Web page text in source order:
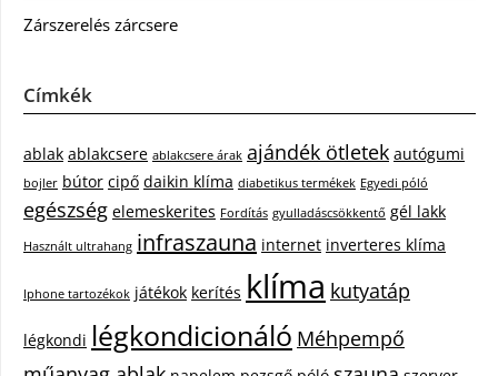
Zárszerelés zárcsere
Címkék
ablak ablakcsere ablakcsere árak ajándék ötletek autógumi
bojler bútor cipő daikin klíma diabetikus termékek Egyedi póló
egészség elemeskerites Fordítás gyulladáscsökkentő gél lakk
Használt ultrahang infraszauna internet inverteres klíma
Iphone tartozékok játékok kerítés klíma kutyatáp
légkondi légkondicionáló Méhpempő